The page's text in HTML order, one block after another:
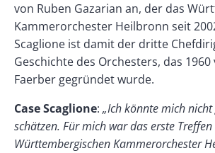
von Ruben Gazarian an, der das
Kammerorchester Heilbronn seit
Scaglione ist damit der dritte
Geschichte des Orchesters, das 1960
Faerber gegründet wurde.
Case Scaglione: „Ich könnte mich
schätzen. Für mich war das erste
Württembergischen Kammerorchester